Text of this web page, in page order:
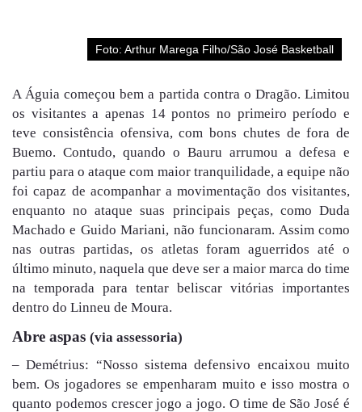
Foto: Arthur Marega Filho/São José Basketball
A Águia começou bem a partida contra o Dragão. Limitou
os visitantes a apenas 14 pontos no primeiro período e
teve consistência ofensiva, com bons chutes de fora de
Buemo. Contudo, quando o Bauru arrumou a defesa e
partiu para o ataque com maior tranquilidade, a equipe não
foi capaz de acompanhar a movimentação dos visitantes,
enquanto no ataque suas principais peças, como Duda
Machado e Guido Mariani, não funcionaram. Assim como
nas outras partidas, os atletas foram aguerridos até o
último minuto, naquela que deve ser a maior marca do time
na temporada para tentar beliscar vitórias importantes
dentro do Linneu de Moura.
Abre aspas (via assessoria)
– Demétrius: “Nosso sistema defensivo encaixou muito
bem. Os jogadores se empenharam muito e isso mostra o
quanto podemos crescer jogo a jogo. O time de São José é